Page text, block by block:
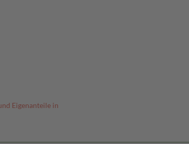
Eigenanteile in